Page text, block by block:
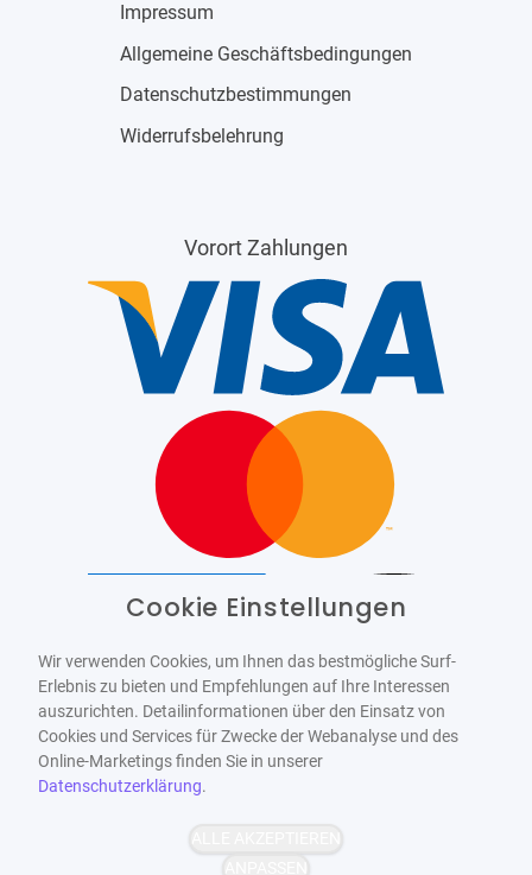
Impressum
Allgemeine Geschäftsbedingungen
Datenschutzbestimmungen
Widerrufsbelehrung
Vorort Zahlungen
WCAG-2.1-AA
Cookie Einstellungen
Wir verwenden Cookies, um Ihnen das bestmögliche Surf-
Erlebnis zu bieten und Empfehlungen auf Ihre Interessen
auszurichten. Detailinformationen über den Einsatz von
Cookies und Services für Zwecke der Webanalyse und des
Online-Marketings finden Sie in unserer
Datenschutzerklärung.
ALLE AKZEPTIEREN
ANPASSEN